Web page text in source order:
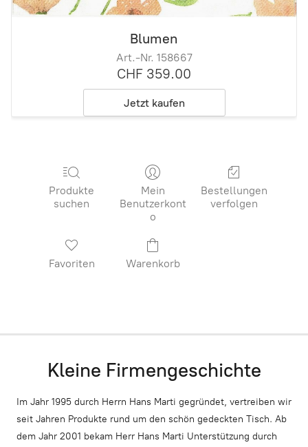
Blumen
Art.-Nr. 158667
CHF 359.00
Jetzt kaufen
Produkte
suchen
Mein
Benutzerkont
o
Bestellungen
verfolgen
Favoriten Warenkorb
Kleine Firmengeschichte
Im Jahr 1995 durch Herrn Hans Marti gegründet, vertreiben wir
seit Jahren Produkte rund um den schön gedeckten Tisch. Ab
dem Jahr 2001 bekam Herr Hans Marti Unterstützung durch